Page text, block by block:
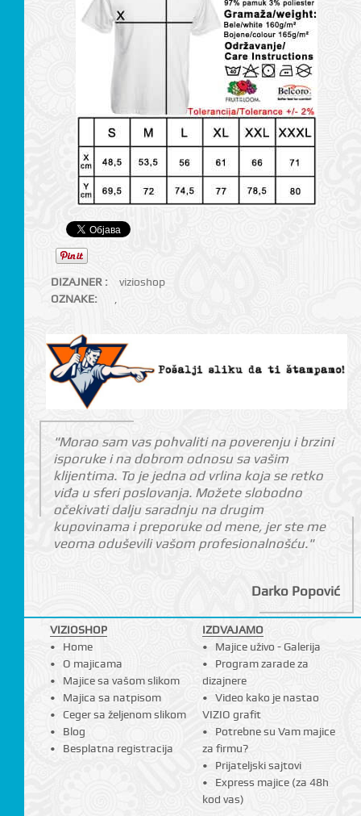
DIZAJNER :
vizioshop
OZNAKE:
"Morao sam vas pohvaliti na poverenju i brzini
isporuke i na dobrom odnosu sa vašim
klijentima. To je jedna od vrlina koja se retko
viđa u sferi poslovanja. Možete slobodno
očekivati dalju saradnju na drugim
kupovinama i preporuke od mene, jer ste me
veoma oduševili vašom profesionalnošću."
Darko Popović
VIZIOSHOP
Home
O majicama
Majice sa vašom slikom
Majica sa natpisom
Ceger sa željenom slikom
Blog
Besplatna registracija
IZDVAJAMO
Majice uživo - Galerija
Program zarade za
dizajnere
Video kako je nastao
VIZIO grafit
Potrebne su Vam majice
za firmu?
Prijateljski sajtovi
Express majice (za 48h
kod vas)